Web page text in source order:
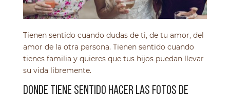
Tienen sentido cuando dudas de ti, de tu amor, del
amor de la otra persona. Tienen sentido cuando
tienes familia y quieres que tus hijos puedan llevar
su vida libremente.
DONDE TIENE SENTIDO HACER LAS FOTOS DE